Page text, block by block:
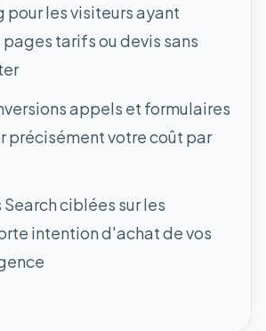
pour les visiteurs ayant
tarifs ou devis sans
appels et formulaires
précisément votre coût par
ciblées sur les
intention d'achat de vos